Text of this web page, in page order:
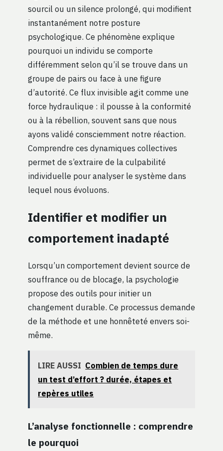
sourcil ou un silence prolongé, qui modifient
instantanément notre posture
psychologique. Ce phénomène explique
pourquoi un individu se comporte
différemment selon qu’il se trouve dans un
groupe de pairs ou face à une figure
d’autorité. Ce flux invisible agit comme une
force hydraulique : il pousse à la conformité
ou à la rébellion, souvent sans que nous
ayons validé consciemment notre réaction.
Comprendre ces dynamiques collectives
permet de s’extraire de la culpabilité
individuelle pour analyser le système dans
lequel nous évoluons.
Identifier et modifier un
comportement inadapté
Lorsqu’un comportement devient source de
souffrance ou de blocage, la psychologie
propose des outils pour initier un
changement durable. Ce processus demande
de la méthode et une honnêteté envers soi-
même.
LIRE AUSSI Combien de temps dure
un test d’effort ? durée, étapes et
repères utiles
L’analyse fonctionnelle : comprendre
le pourquoi